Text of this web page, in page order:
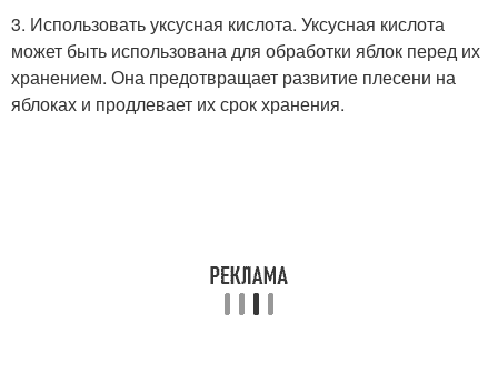
3. Использовать уксусная кислота. Уксусная кислота
может быть использована для обработки яблок перед их
хранением. Она предотвращает развитие плесени на
яблоках и продлевает их срок хранения.